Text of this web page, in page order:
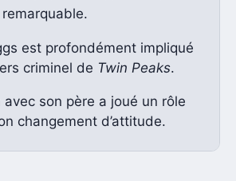
est profondément impliqué
criminel de Twin Peaks.
avec son père a joué un rôle
changement d’attitude.